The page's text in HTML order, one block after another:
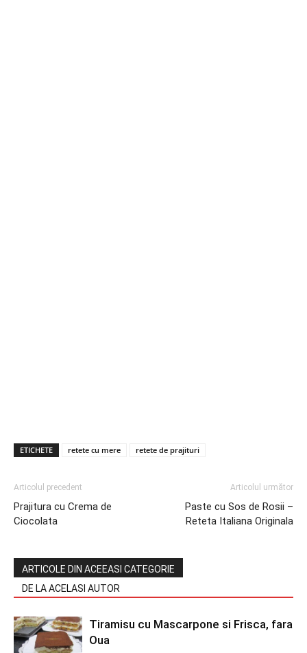
ETICHETE retete cu mere retete de prajituri
Articolul precedent
Prajitura cu Crema de
Ciocolata
Articolul următor
Paste cu Sos de Rosii –
Reteta Italiana Originala
ARTICOLE DIN ACEEASI CATEGORIE
DE LA ACELASI AUTOR
Tiramisu cu Mascarpone si Frisca, fara
Oua